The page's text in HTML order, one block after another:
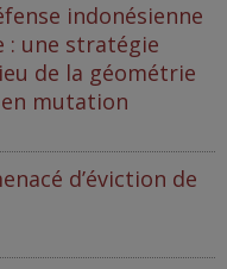
indonésienne
: une stratégie
de la géométrie
mutation
d’éviction de